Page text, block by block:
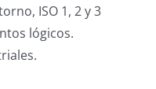
ISO 1, 2 y 3
lógicos.